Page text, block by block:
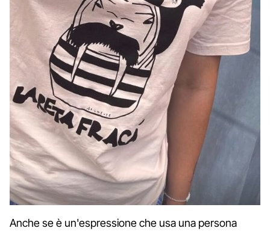
Anche se è un'espressione che usa una persona